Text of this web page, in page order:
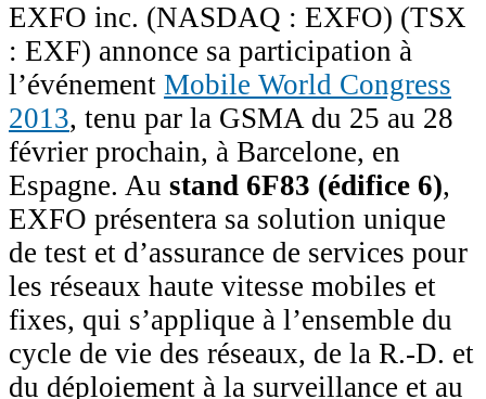
Entreprise
Emploi
Partenaires
Fournisseurs
EXFO inc. (NASDAQ : EXFO) (TSX
: EXF) annonce sa participation à
l’événement Mobile World Congress
2013, tenu par la GSMA du 25 au 28
février prochain, à Barcelone, en
Espagne. Au stand 6F83 (édifice 6),
EXFO présentera sa solution unique
de test et d’assurance de services pour
les réseaux haute vitesse mobiles et
fixes, qui s’applique à l’ensemble du
cycle de vie des réseaux, de la R.-D. et
du déploiement à la surveillance et au